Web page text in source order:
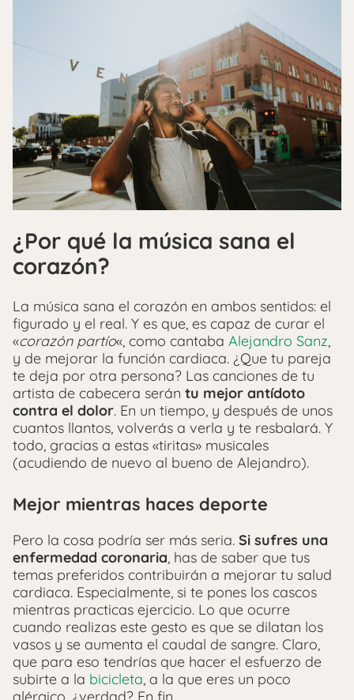
¿Por qué la música sana el
corazón?
La música sana el corazón en ambos sentidos: el
figurado y el real. Y es que, es capaz de curar el
«corazón partío«, como cantaba Alejandro Sanz,
y de mejorar la función cardiaca. ¿Que tu pareja
te deja por otra persona? Las canciones de tu
artista de cabecera serán tu mejor antídoto
contra el dolor. En un tiempo, y después de unos
cuantos llantos, volverás a verla y te resbalará. Y
todo, gracias a estas «tiritas» musicales
(acudiendo de nuevo al bueno de Alejandro).
Mejor mientras haces deporte
Pero la cosa podría ser más seria. Si sufres una
enfermedad coronaria, has de saber que tus
temas preferidos contribuirán a mejorar tu salud
cardiaca. Especialmente, si te pones los cascos
mientras practicas ejercicio. Lo que ocurre
cuando realizas este gesto es que se dilatan los
vasos y se aumenta el caudal de sangre. Claro,
que para eso tendrías que hacer el esfuerzo de
subirte a la bicicleta, a la que eres un poco
alérgico, ¿verdad? En fin…